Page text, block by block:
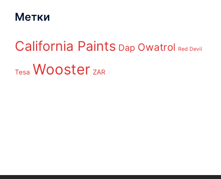
Метки
California Paints Dap Owatrol Red Devil
Tesa Wooster ZAR